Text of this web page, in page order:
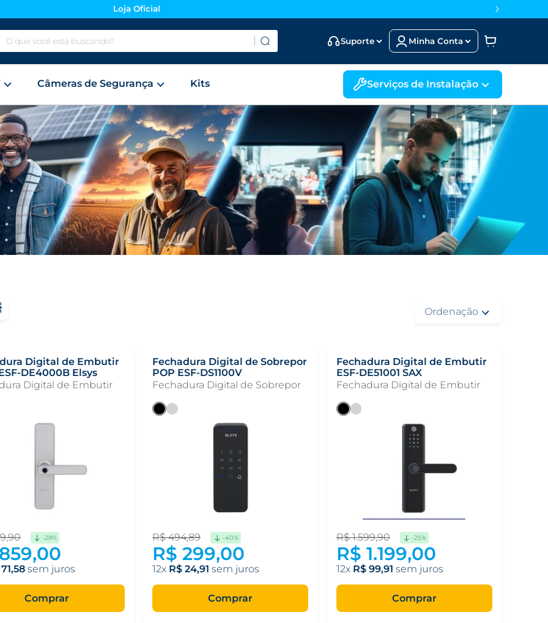
Loja Oficial
que você está buscando?
Suporte Minha Conta
Câmeras de Segurança Kits Serviços de Instalação
Digital de Embutir
DE4000B Elsys
Digital de Embutir
,90 -28%
859,00
71,58
Comprar
Fechadura Digital de Sobrepor
POP ESF-DS1100V
Fechadura Digital de Sobrepor
R$ 494,89 -40%
R$ 299,00
12 R$ 24,91
Comprar
Fechadura Digital de Embutir
ESF-DE51001 SAX
Fechadura Digital de Embutir
R$ 1.599,90 -25%
R$ 1.199,00
12 R$ 99,91
Comprar